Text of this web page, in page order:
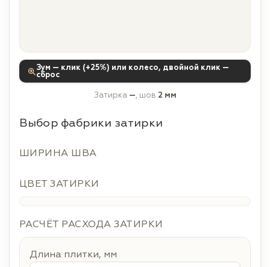
Зум — клик (+25%) или колесо, двойной клик —
сброс
Затирка —, шов 2 мм
Выбор фабрики затирки
ШИРИНА ШВА
ЦВЕТ ЗАТИРКИ
РАСЧЁТ РАСХОДА ЗАТИРКИ
Длина плитки, мм